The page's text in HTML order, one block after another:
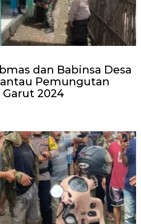
dan Babinsa Desa
Pemungutan
Garut 2024